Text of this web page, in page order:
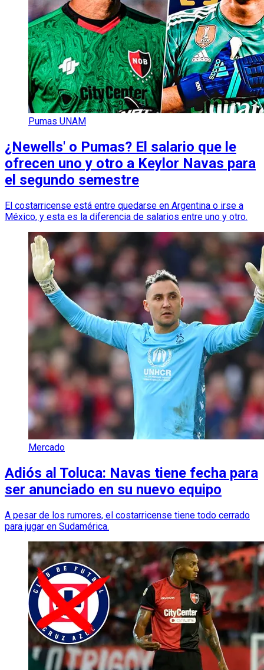
Pumas UNAM
¿Newells' o Pumas? El salario que le
ofrecen uno y otro a Keylor Navas para
el segundo semestre
El costarricense está entre quedarse en Argentina o irse a
México, y esta es la diferencia de salarios entre uno y otro.
Mercado
Adiós al Toluca: Navas tiene fecha para
ser anunciado en su nuevo equipo
A pesar de los rumores, el costarricense tiene todo cerrado
para jugar en Sudamérica.